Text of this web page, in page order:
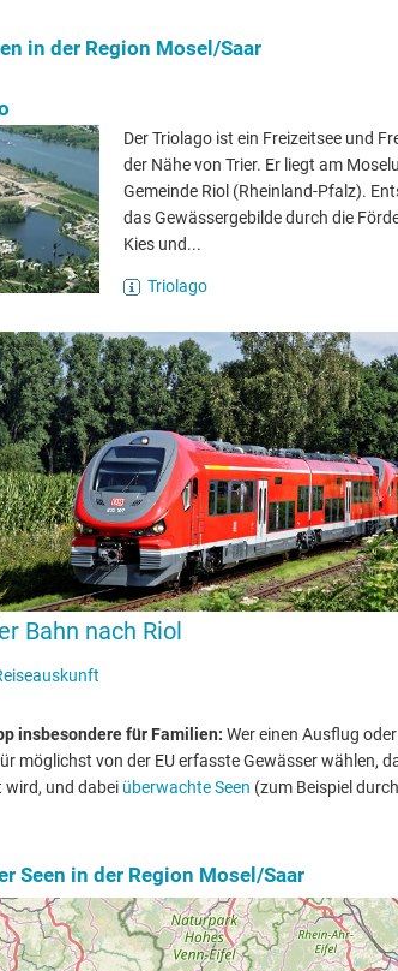
in der Region Mosel/Saar
Der Triolago ist ein Freizeitsee und
der Nähe von Trier. Er liegt am
Gemeinde Riol (Rheinland-Pfalz).
das Gewässergebilde durch die
Kies und...
Triolago
Bahn nach Riol
insbesondere für Familien: Wer einen Ausflug
möglichst von der EU erfasste Gewässer wählen,
wird, und dabei überwachte Seen (zum Beispiel
Seen in der Region Mosel/Saar